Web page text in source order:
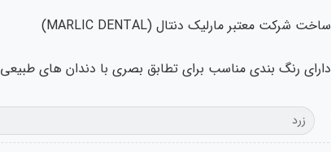
ساخت شرکت معتبر مارلیک دنتال (MARLIC DENTAL)
دارای رنگ بندی مناسب برای تطابق بصری با دندان های طبیعی